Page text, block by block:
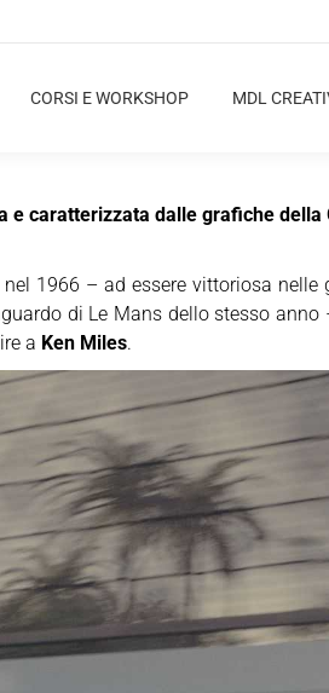
CORSI E WORKSHOP MDL
caratterizzata dalle grafiche
1966 – ad essere vittoriosa nelle
di Le Mans dello stesso
a Ken Miles.